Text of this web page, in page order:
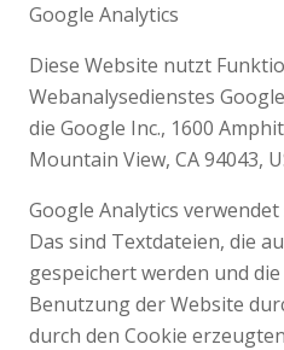
Google Analytics
Diese Website nutzt
Webanalysedienstes
die Google Inc., 1600
Mountain View, CA 94043,
Google Analytics
Das sind Textdateien, die
gespeichert werden und
Benutzung der Website
durch den Cookie